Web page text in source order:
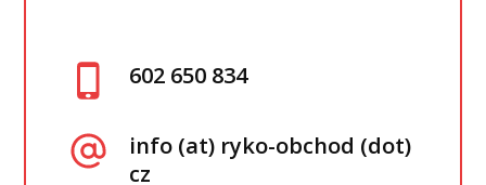
602 650 834
info (at) ryko-obchod (dot)
cz